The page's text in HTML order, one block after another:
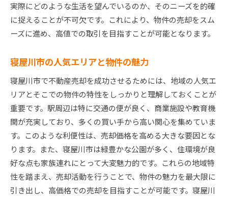
政策変更に伴う市場変動の考慮
専門家によるタイミング診断活用法
実際にどのような生活を望んでいるのか、そのニーズを的確
に捉えることが不可欠です。これにより、物件の売却をスム
ーズに進め、高値での取引を目指すことが可能となります。
寝屋川市の人気エリアと物件の魅力
寝屋川市で不動産売却を成功させるためには、地域の人気エ
リアとそこでの物件の特性をしっかりと理解しておくことが
重要です。駅周辺は特に交通の便が良く、商業施設や教育機
関が充実しており、多くの買い手から高い関心を集めていま
す。このような利便性は、売却価格を高める大きな要因とな
ります。また、寝屋川市は緑豊かな公園が多く、住環境が良
好な点も家族連れにとって大変魅力的です。これらの地域特
性を踏まえ、売却活動を行うことで、物件の魅力を最大限に
引き出し、高価格での売却を目指すことが可能です。寝屋川